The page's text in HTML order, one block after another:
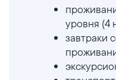
уровня (4
завтраки